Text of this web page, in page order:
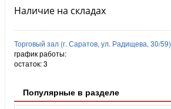
Наличие на складах
Торговый зал (г. Саратов, ул. Радищева, 30/59)
график работы:
остаток:3
Популярные в разделе